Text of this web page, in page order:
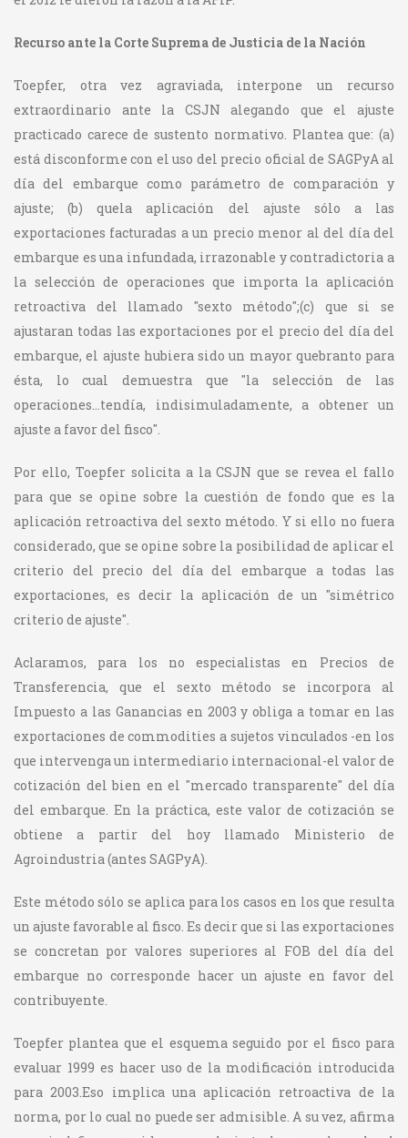
Recurso ante la Corte Suprema de Justicia de la Nación
Toepfer, otra vez agraviada, interpone un recurso
extraordinario ante la CSJN alegando que el ajuste
practicado carece de sustento normativo. Plantea que: (a)
está disconforme con el uso del precio oficial de SAGPyA al
día del embarque como parámetro de comparación y
ajuste; (b) quela aplicación del ajuste sólo a las
exportaciones facturadas a un precio menor al del día del
embarque es una infundada, irrazonable y contradictoria a
la selección de operaciones que importa la aplicación
retroactiva del llamado "sexto método";(c) que si se
ajustaran todas las exportaciones por el precio del día del
embarque, el ajuste hubiera sido un mayor quebranto para
ésta, lo cual demuestra que "la selección de las
operaciones...tendía, indisimuladamente, a obtener un
ajuste a favor del fisco".
Por ello, Toepfer solicita a la CSJN que se revea el fallo
para que se opine sobre la cuestión de fondo que es la
aplicación retroactiva del sexto método. Y si ello no fuera
considerado, que se opine sobre la posibilidad de aplicar el
criterio del precio del día del embarque a todas las
exportaciones, es decir la aplicación de un "simétrico
criterio de ajuste".
Aclaramos, para los no especialistas en Precios de
Transferencia, que el sexto método se incorpora al
Impuesto a las Ganancias en 2003 y obliga a tomar en las
exportaciones de commodities a sujetos vinculados -en los
que intervenga un intermediario internacional-el valor de
cotización del bien en el "mercado transparente" del día
del embarque. En la práctica, este valor de cotización se
obtiene a partir del hoy llamado Ministerio de
Agroindustria (antes SAGPyA).
Este método sólo se aplica para los casos en los que resulta
un ajuste favorable al fisco. Es decir que si las exportaciones
se concretan por valores superiores al FOB del día del
embarque no corresponde hacer un ajuste en favor del
contribuyente.
Toepfer plantea que el esquema seguido por el fisco para
evaluar 1999 es hacer uso de la modificación introducida
para 2003.Eso implica una aplicación retroactiva de la
norma, por lo cual no puede ser admisible. A su vez, afirma